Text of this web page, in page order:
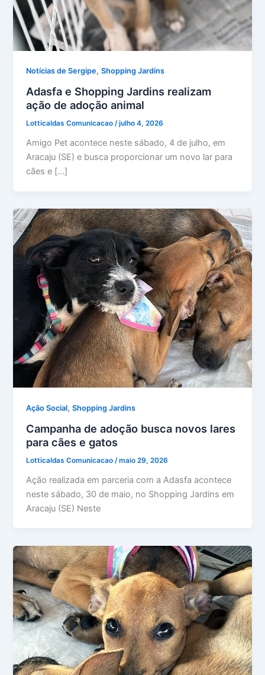
Notícias de Sergipe,Shopping Jardins
Adasfa e Shopping Jardins realizam
ação de adoção animal
Lotticaldas Comunicacao/julho 4, 2026
Amigo Pet acontece neste sábado, 4 de julho, em
Aracaju (SE) e busca proporcionar um novo lar para
cães e […]
Ação Social,Shopping Jardins
Campanha de adoção busca novos lares
para cães e gatos
Lotticaldas Comunicacao /maio 29, 2026
Ação realizada em parceria com a Adasfa acontece
neste sábado, 30 de maio, no Shopping Jardins em
Aracaju (SE) Neste